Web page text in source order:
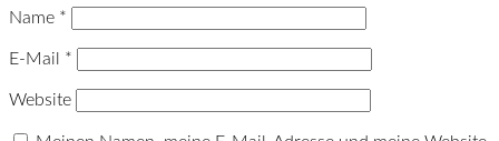
Name *
E-Mail *
Website